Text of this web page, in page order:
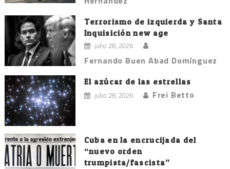
Terrorismo de izquierda y Santa
Inquisición new age
julio 28, 2026
Fernando Buen Abad Domínguez
El azúcar de las estrellas
julio 28, 2026 Frei Betto
Cuba en la encrucijada del
“nuevo orden
trumpista/fascista”